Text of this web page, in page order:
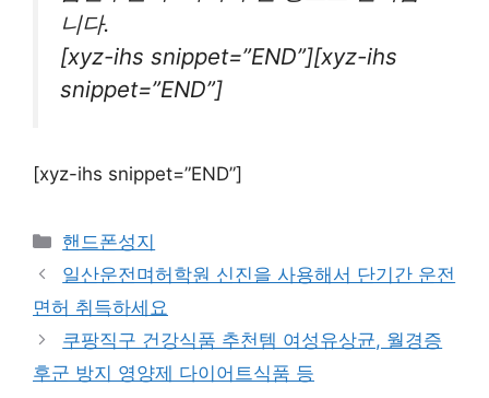
니다.
[xyz-ihs snippet=”END”][xyz-ihs
snippet=”END”]
[xyz-ihs snippet=”END”]
Categories
핸드폰성지
일산운전며허학원 신진을 사용해서 단기간 운전
면허 취득하세요
쿠팡직구 건강식품 추천템 여성유상균, 월경증
후군 방지 영양제 다이어트식품 등